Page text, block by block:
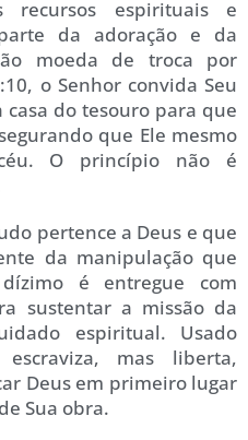
recursos espirituais e
da adoração e da
moeda de troca por
o Senhor convida Seu
do tesouro para que
que Ele mesmo
O princípio não é
pertence a Deus e que
da manipulação que
é entregue com
sustentar a missão da
espiritual. Usado
mas liberta,
Deus em primeiro lugar
Sua obra.